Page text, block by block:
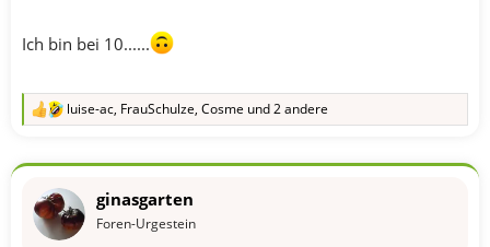
Ich bin bei 10......
R
k
o
luise-ac, FrauSchulze, Cosme und 2 andere
ginasgarten
Foren-Urgestein